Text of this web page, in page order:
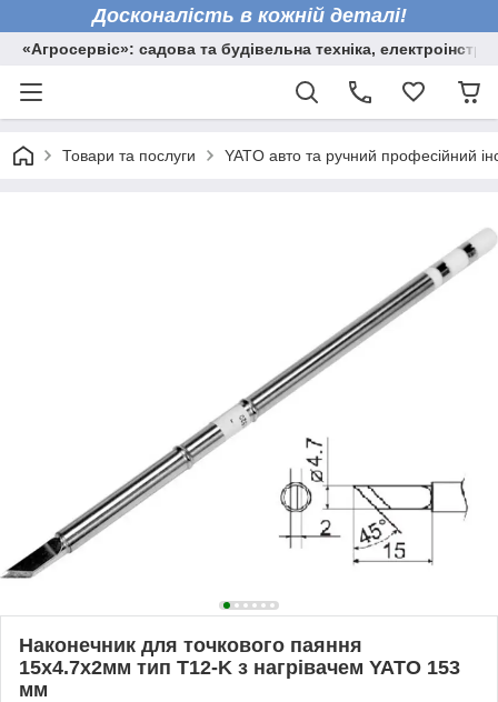
Досконалість в кожній деталі!
«Агросервіс»: садова та будівельна техніка,
Товари та послуги YATO авто та ручний професійний
Наконечник для точкового паяння
15х4.7х2мм тип T12-K з нагрівачем YATO 153
мм